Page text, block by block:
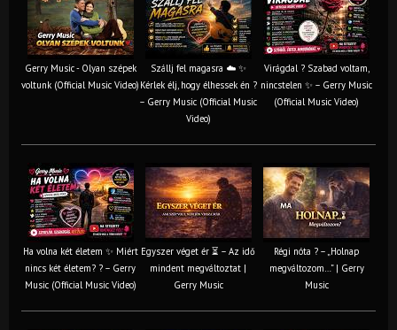
Gerry Music - Olyan szépek
voltunk (Official Music Video)
Szállj fel magasra ☁️ ✨
Kérlek élj, hogy élhessek én ?
– Gerry Music (Official Music
Video)
Virágdal ? Szabad voltam,
nincstelen ✨ – Gerry Music
(Official Music Video)
Ha volna két életem ✨ Miért
nincs két életem? ? – Gerry
Music (Official Music Video)
Egyszer véget ér ⏳ – Az idő
mindent megváltoztat |
Gerry Music
Régi nóta ? – „Holnap
megváltozom…” | Gerry
Music